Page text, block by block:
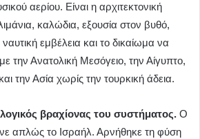
αερίου. Είναι η αρχιτεκτονική
καλώδια, εξουσία στον βυθό,
εμβέλεια και το δικαίωμα να
την Ανατολική Μεσόγειο, την Αίγυπτο,
την Ασία χωρίς την τουρκική άδεια.
βραχίονας του συστήματος. Ο
απλώς το Ισραήλ. Αρνήθηκε τη φύση